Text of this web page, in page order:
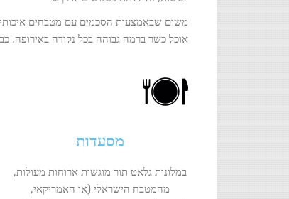
משום שבאמצעות הסכמים עם מטבחים
אוכל כשר ברמה גבוהה בכל נקודה באירופה,
מסעדות
במלונות גלאט תור מוגשות ארוחות מעולות,
מהמטבח הישראלי (או האמריקאי,